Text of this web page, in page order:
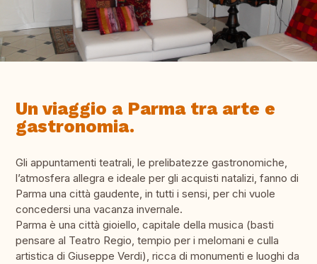
Un viaggio a Parma tra arte e
gastronomia.
Gli appuntamenti teatrali, le prelibatezze gastronomiche,
l’atmosfera allegra e ideale per gli acquisti natalizi, fanno di
Parma una città gaudente, in tutti i sensi, per chi vuole
concedersi una vacanza invernale.
Parma è una città gioiello, capitale della musica (basti
pensare al Teatro Regio, tempio per i melomani e culla
artistica di Giuseppe Verdi), ricca di monumenti e luoghi da